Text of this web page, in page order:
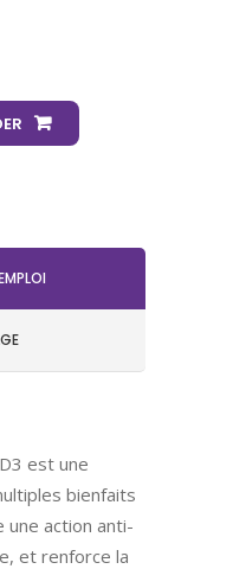
est une
bienfaits
une action anti-
et renforce la